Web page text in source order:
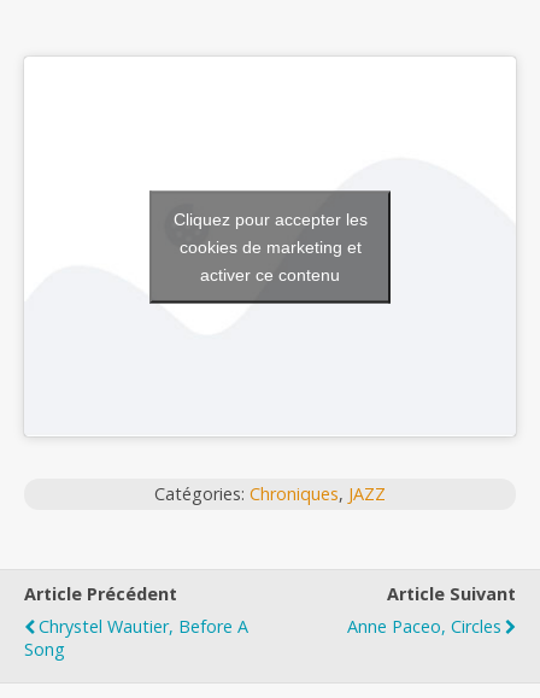
Cliquez pour accepter les
cookies de marketing et
activer ce contenu
Catégories: Chroniques, JAZZ
Article Précédent
Chrystel Wautier, Before A
Song
Article Suivant
Anne Paceo, Circles